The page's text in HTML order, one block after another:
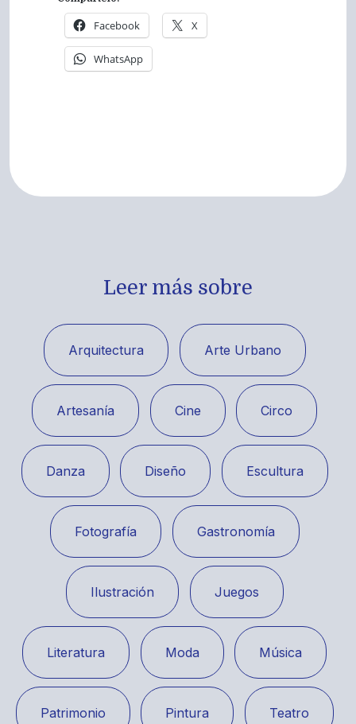
Facebook X
WhatsApp
Leer más sobre
Arquitectura Arte Urbano
Artesanía Cine Circo
Danza Diseño Escultura
Fotografía Gastronomía
Ilustración Juegos
Literatura Moda Música
Patrimonio Pintura Teatro